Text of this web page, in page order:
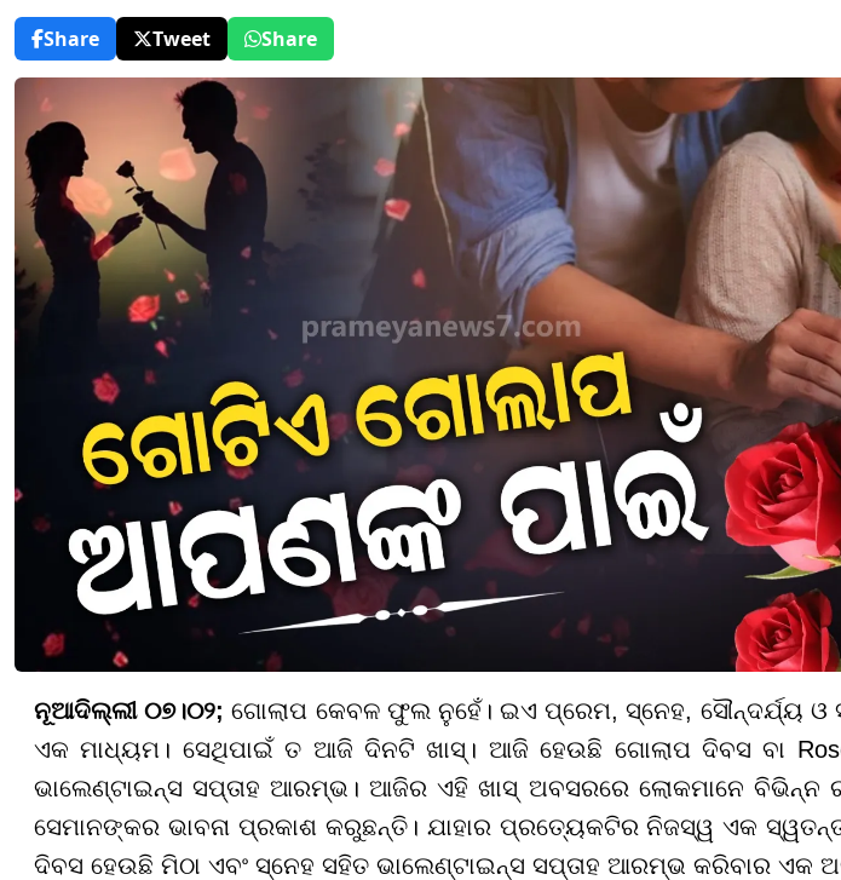
Share
Tweet Share
ନୂଆଦିଲ୍ଲୀ ୦୭।୦୨;ଗୋଲାପ କେବଳ ଫୁଲ ନୁହେଁ। ଇଏ ପ୍ରେମ, ସ୍ନେହ, ସୌନ୍ଦର୍ଯ୍ୟ
ଏକ ମାଧ୍ୟମ। ସେଥିପାଇଁ ତ ଆଜି ଦିନଟି ଖାସ୍। ଆଜି ହେଉଛି ଗୋଲାପ ଦିବସ ବା
ଭାଲେଣ୍ଟାଇନ୍ସ ସପ୍ତାହ ଆରମ୍ଭ। ଆଜିର ଏହି ଖାସ୍ ଅବସରରେ ଲୋକମାନେ ବିଭିନ୍ନ
ସେମାନଙ୍କର ଭାବନା ପ୍ରକାଶ କରୁଛନ୍ତି। ଯାହାର ପ୍ରତ୍ୟେକଟିର ନିଜସ୍ୱ ଏକ
ଦିବସ ହେଉଛି ମିଠା ଏବଂ ସ୍ନେହ ସହିତ ଭାଲେଣ୍ଟାଇନ୍ସ ସପ୍ତାହ ଆରମ୍ଭ କରିବାର ଏକ